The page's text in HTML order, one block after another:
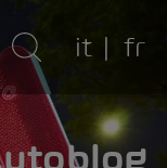
it fr